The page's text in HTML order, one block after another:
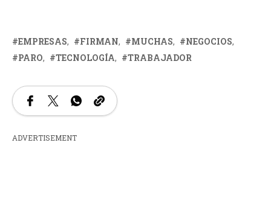
EMPRESAS FIRMAN MUCHAS
NEGOCIOS
PARO
TECNOLOGÍA TRABAJADOR
ADVERTISEMENT